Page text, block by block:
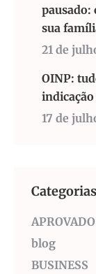
pausado:
sua
21 de
OINP:
17 de
Categorias
blog
BUSINESS